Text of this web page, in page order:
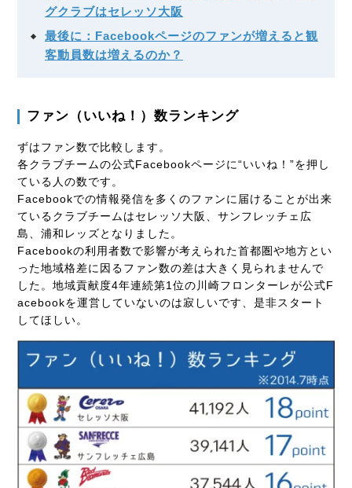
グクラブはセレッソ大阪
最後に：Facebookページのファンが増えると観
客動員数は増えるのか？
ファン（いいね！）数ランキング
ずはファン数で比較します。
各クラブチームの公式Facebookページに“いいね！”を押し
ている人の数です。
Facebookでの情報発信を多くのファンに届けることが出来
ているクラブチームはセレッソ大阪、サンフレッチェ広
島、浦和レッズとなりました。
Facebookの利用者数で影響が考えられた首都圏や地方とい
った地域格差に因るファン数の差は大きく見られませんで
した。地域貢献度4年連続第1位の川崎フロンターレが公式F
acebookを運営していないのは寂しいです、是非スタート
してほしい。